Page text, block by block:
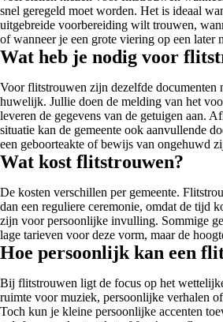
snel geregeld moet worden. Het is ideaal
uitgebreide voorbereiding wilt trouwen,
of wanneer je een grote viering op een later
Wat heb je nodig voor
Voor flitstrouwen zijn dezelfde documenten
huwelijk. Jullie doen de melding van het
leveren de gegevens van de getuigen aan.
situatie kan de gemeente ook aanvullende
een geboorteakte of bewijs van ongehuwd
Wat kost flitstrouwen?
De kosten verschillen per gemeente.
dan een reguliere ceremonie, omdat de tijd
zijn voor persoonlijke invulling. Sommige
lage tarieven voor deze vorm, maar de
Hoe persoonlijk kan een
Bij flitstrouwen ligt de focus op het
ruimte voor muziek, persoonlijke verhalen
Toch kun je kleine persoonlijke accenten